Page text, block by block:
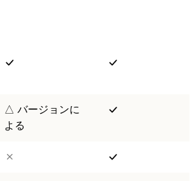
△ バージョンに
よる